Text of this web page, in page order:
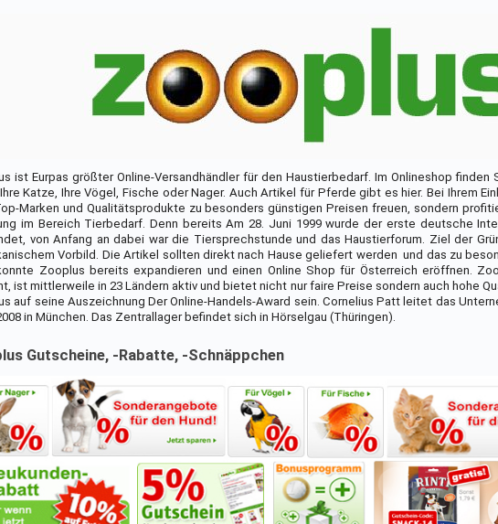
ist Eurpas größter Online-Versandhändler für den Haustierbedarf. Im Onlineshop finden
Katze, Ihre Vögel, Fische oder Nager. Auch Artikel für Pferde gibt es hier. Bei Ihrem
Marken und Qualitätsprodukte zu besonders günstigen Preisen freuen, sondern
im Bereich Tierbedarf. Denn bereits Am 28. Juni 1999 wurde der erste deutsche
von Anfang an dabei war die Tiersprechstunde und das Haustierforum. Ziel der
Vorbild. Die Artikel sollten direkt nach Hause geliefert werden  und das zu
Zooplus bereits expandieren und einen Online Shop für Österreich eröffnen.
ist mittlerweile in 23 Ländern aktiv und bietet nicht nur faire Preise sondern auch hohe
auf seine Auszeichnung Der Online-Handels-Award sein. Cornelius Patt leitet das
in München. Das Zentrallager befindet sich in Hörselgau (Thüringen).
Gutscheine, -Rabatte, -Schnäppchen